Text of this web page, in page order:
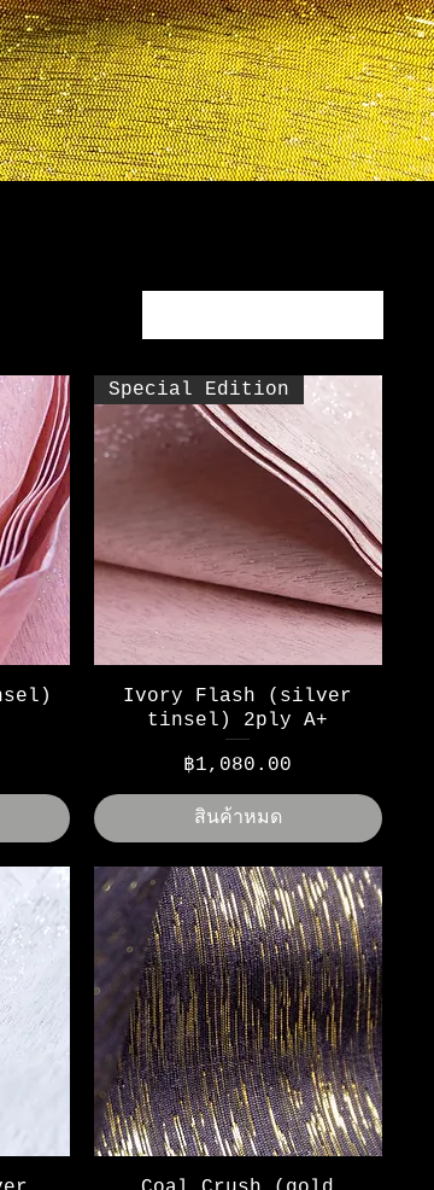
ดูข้อมูลด่วน
Special Edition
Ivory Flash (silver
tinsel) 2ply A+
ราคา
฿1,080.00
สินค้าหมด